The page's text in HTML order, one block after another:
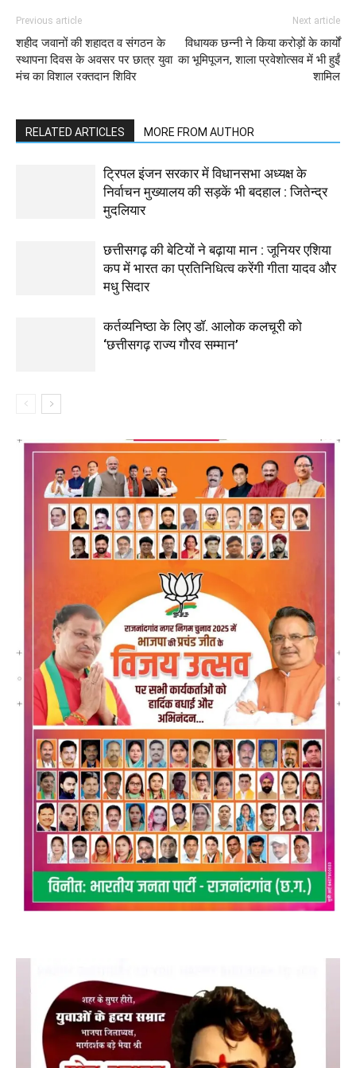
Previous article
शहीद जवानों की शहादत व संगठन के
स्थापना दिवस के अवसर पर छात्र युवा
मंच का विशाल रक्तदान शिविर
Next article
विधायक छन्नी ने किया करोड़ों के कार्यों
का भूमिपूजन, शाला प्रवेशोत्सव में भी हुईं
शामिल
RELATED ARTICLES MORE FROM AUTHOR
ट्रिपल इंजन सरकार में विधानसभा अध्यक्ष के
निर्वाचन मुख्यालय की सड़कें भी बदहाल : जितेन्द्र
मुदलियार
छत्तीसगढ़ की बेटियों ने बढ़ाया मान : जूनियर एशिया
कप में भारत का प्रतिनिधित्व करेंगी गीता यादव और
मधु सिदार
कर्तव्यनिष्ठा के लिए डॉ. आलोक कलचूरी को
‘छत्तीसगढ़ राज्य गौरव सम्मान’